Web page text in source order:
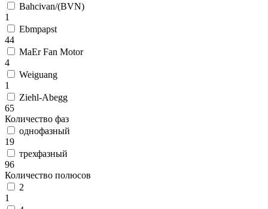
Bahcivan/(BVN)
1
Ebmpapst
44
MaEr Fan Motor
4
Weiguang
1
Ziehl-Abegg
65
Количество фаз
однофазный
19
трехфазный
96
Количество полюсов
2
1